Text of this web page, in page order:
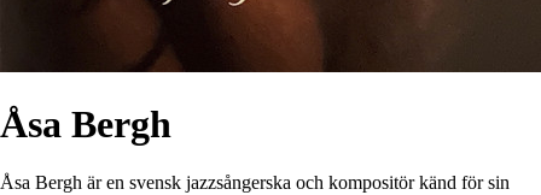
Åsa Bergh
Åsa Bergh är en svensk jazzsångerska och kompositör känd för sin